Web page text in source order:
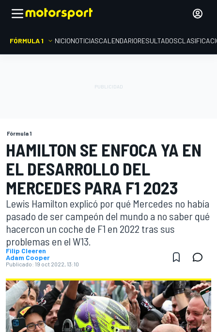
FÓRMULA 1 INICIONOTICIASCALENDARIORESULTADOS
Fórmula 1
HAMILTON SE ENFOCA YA EN
EL DESARROLLO DEL
MERCEDES PARA F1 2023
Lewis Hamilton explicó por qué Mercedes no había
pasado de ser campeón del mundo a no saber qué
hacercon un coche de F1 en 2022 tras sus
problemas en el W13.
Filip Cleeren
Adam Cooper
Publicado: 19 oct 2022, 13:10